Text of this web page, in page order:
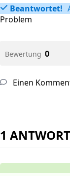
Beantwortet!
Problem
Bewertung 0
Einen
1 ANTWORT